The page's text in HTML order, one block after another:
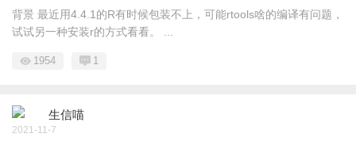
背景 最近用4.4.1的R有时候包装不上，可能rtools啥的编译有问题，
试试另一种安装r的方式看看。 ...
1954 1
生信喵
2021-11-7